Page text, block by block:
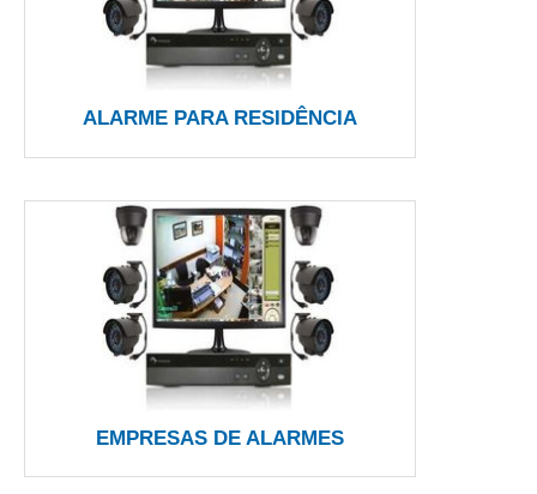
ALARME PARA RESIDÊNCIA
EMPRESAS DE ALARMES